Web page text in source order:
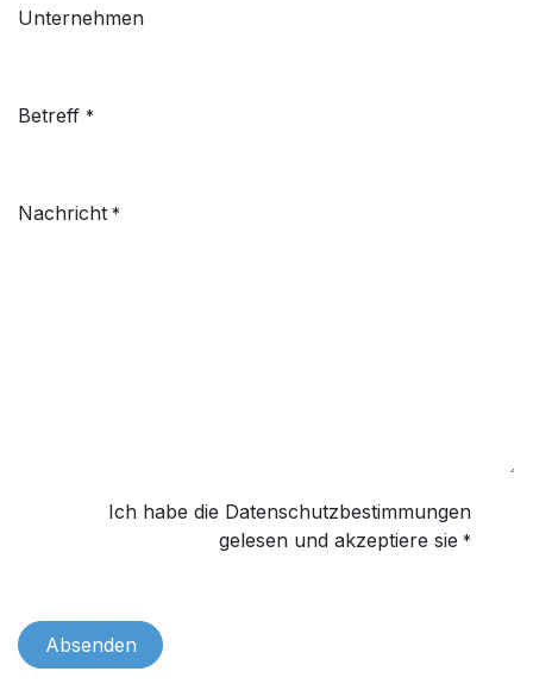
Unternehmen
Betreff *
Nachricht *
Ich habe die Datenschutzbestimmungen
gelesen und akzeptiere sie *
Absenden